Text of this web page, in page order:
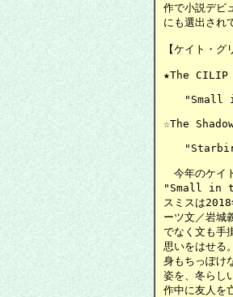
作で小説デビ
にも選出され
【ケイト・
★The CILIP
"Small in
☆The
今年のケイ
"Small in the
スミスは
ーツ文／岩城
でなく文も手
思いをはせる
身もちっぽけ
姿を、冬らし
作中に友人を